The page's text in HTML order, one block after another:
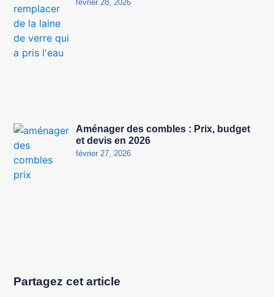
février 28, 2026
Aménager des combles : Prix, budget
et devis en 2026
février 27, 2026
Partagez cet article